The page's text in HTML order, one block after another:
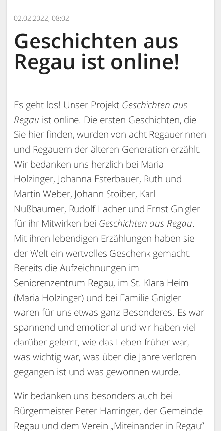
02.02.2022, 08:02
Geschichten aus
Regau ist online!
Es geht los! Unser Projekt Geschichten aus
Regau ist online. Die ersten Geschichten, die
Sie hier finden, wurden von acht Regauerinnen
und Regauern der älteren Generation erzählt.
Wir bedanken uns herzlich bei Maria
Holzinger, Johanna Esterbauer, Ruth und
Martin Weber, Johann Stoiber, Karl
Nußbaumer, Rudolf Lacher und Ernst Gnigler
für ihr Mitwirken bei Geschichten aus Regau.
Mit ihren lebendigen Erzählungen haben sie
der Welt ein wertvolles Geschenk gemacht.
Bereits die Aufzeichnungen im
Seniorenzentrum Regau, im St. Klara Heim
(Maria Holzinger) und bei Familie Gnigler
waren für uns etwas ganz Besonderes. Es war
spannend und emotional und wir haben viel
darüber gelernt, wie das Leben früher war,
was wichtig war, was über die Jahre verloren
gegangen ist und was gewonnen wurde.
Wir bedanken uns besonders auch bei
Bürgermeister Peter Harringer, der Gemeinde
Regau und dem Verein „Miteinander in Regau”